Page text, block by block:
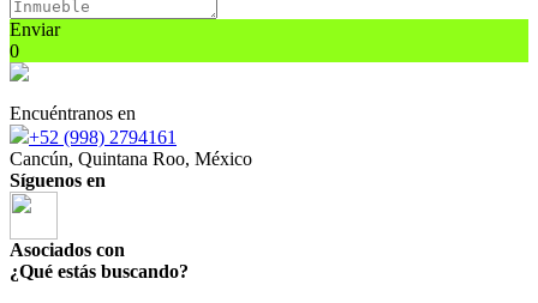
Enviar
0
Encuéntranos en
+52 (998) 2794161
Cancún, Quintana Roo, México
Síguenos en
Asociados con
¿Qué estás buscando?